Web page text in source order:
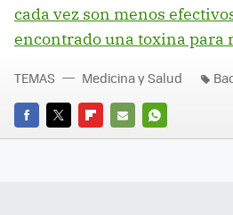
cada vez son menos
encontrado una toxina para
FACEBOOK
TWITTERFLIPBOARD
E-
WHATSAPP
TEMAS Medicina y Salud